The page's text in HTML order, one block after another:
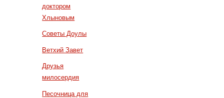
доктором
Хлыновым
Советы Доулы
Ветхий Завет
Друзья
милосердия
Песочница для